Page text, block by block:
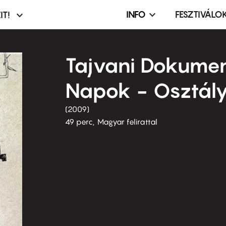
Infó,
terembérlés
menü
INFO
Tajvani
Napok -
2009
49 perc,
Magyar felirattal